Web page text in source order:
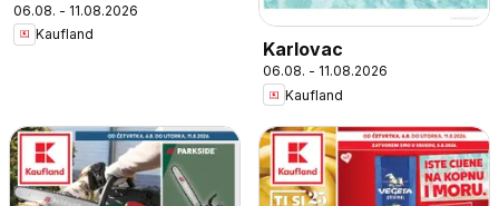
06.08. - 11.08.2026
Kaufland
Karlovac
06.08. - 11.08.2026
Kaufland